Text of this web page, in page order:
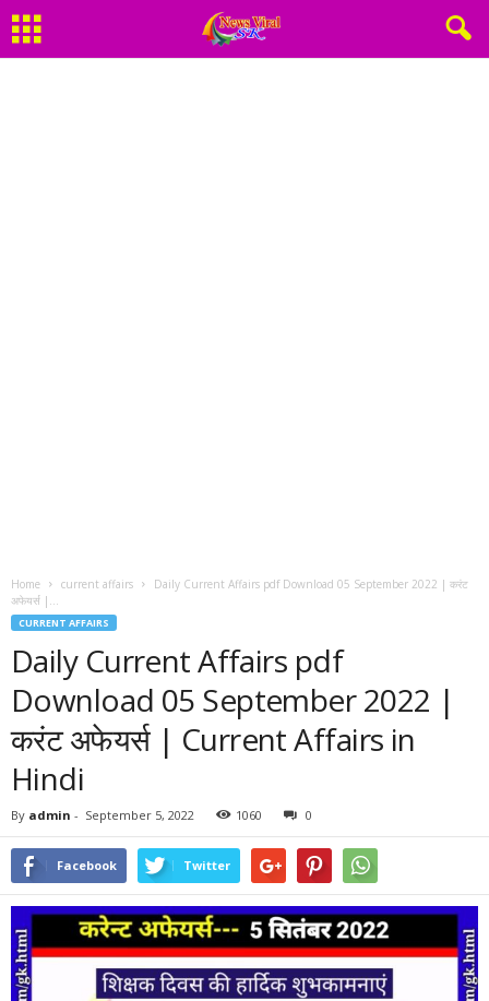
Home current affairs
Daily Current Affairs pdf Download 05 September 2022 | करंट
अफेयर्स |...
CURRENT AFFAIRS
Daily Current Affairs pdf
Download 05 September 2022 |
करंट अफेयर्स | Current Affairs in
Hindi
By admin - September 5, 2022 1060 0
Facebook Twitter